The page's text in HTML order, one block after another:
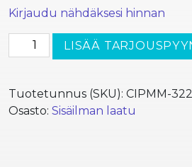
Kirjaudu nähdäksesi hinnan
Connected
AirWits
RC2
määrä
LISÄÄ
Tuotetunnus (SKU): CIPMM-
Osasto: Sisäilman laatu